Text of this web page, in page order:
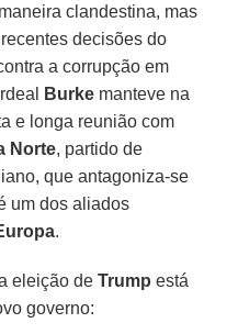
clandestina, mas
decisões do
a corrupção em
Burke manteve na
e longa reunião com
Norte, partido de
que antagoniza-se
um dos aliados
.
eleição deTrump está
governo: